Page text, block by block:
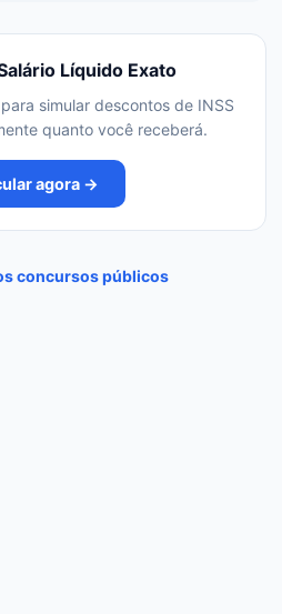
Líquido Exato
simular descontos de INSS
quanto você receberá.
agora →
concursos públicos